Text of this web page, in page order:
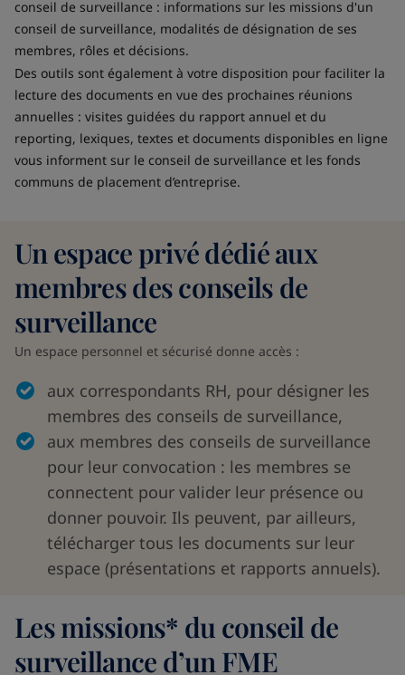
conseil de surveillance : informations sur les missions d'un
conseil de surveillance, modalités de désignation de ses
membres, rôles et décisions.
Des outils sont également à votre disposition pour faciliter la
lecture des documents en vue des prochaines réunions
annuelles : visites guidées du rapport annuel et du
reporting, lexiques, textes et documents disponibles en ligne
vous informent sur le conseil de surveillance et les fonds
communs de placement d’entreprise.
Un espace privé dédié aux
membres des conseils de
surveillance
Un espace personnel et sécurisé donne accès :
aux correspondants RH, pour désigner les
membres des conseils de surveillance,
aux membres des conseils de surveillance
pour leur convocation : les membres se
connectent pour valider leur présence ou
donner pouvoir. Ils peuvent, par ailleurs,
télécharger tous les documents sur leur
espace (présentations et rapports annuels).
Les missions* du conseil de
surveillance d’un FME